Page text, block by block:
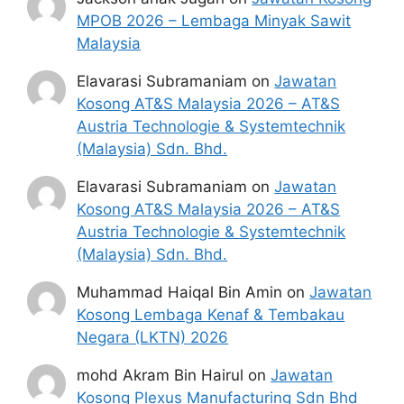
MPOB 2026 – Lembaga Minyak Sawit
Malaysia
Elavarasi Subramaniam onJawatan
Kosong AT&S Malaysia 2026 – AT&S
Austria Technologie & Systemtechnik
(Malaysia) Sdn. Bhd.
Elavarasi Subramaniam onJawatan
Kosong AT&S Malaysia 2026 – AT&S
Austria Technologie & Systemtechnik
(Malaysia) Sdn. Bhd.
Muhammad Haiqal Bin Amin onJawatan
Kosong Lembaga Kenaf & Tembakau
Negara (LKTN) 2026
mohd Akram Bin Hairul onJawatan
Kosong Plexus Manufacturing Sdn Bhd